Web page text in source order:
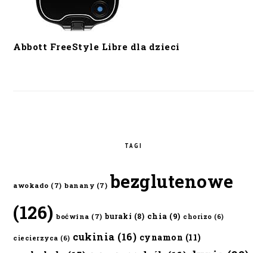
Abbott FreeStyle Libre dla dzieci
TAGI
awokado (7) banany (7) bezglutenowe
(126) boćwina (7) buraki (8) chia (9) chorizo (6)
ciecierzyca (6) cukinia (16) cynamon (11)